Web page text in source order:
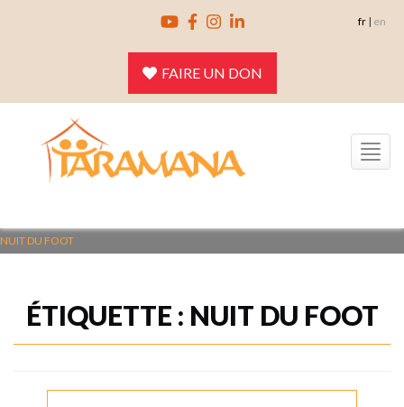
FAIRE UN DON
fr | en
Toggle
navigation
NUIT DU FOOT
ÉTIQUETTE : NUIT DU FOOT